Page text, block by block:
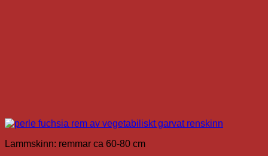
Lammskinn: remmar ca 60-80 cm